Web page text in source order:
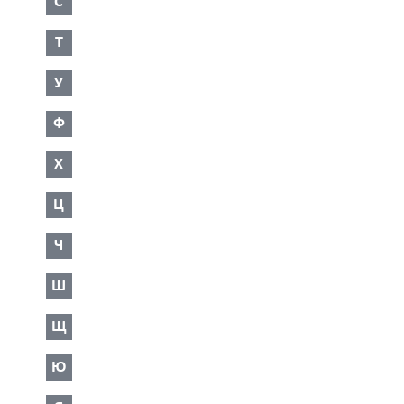
Т
У
Ф
Х
Ц
Ч
Ш
Щ
Ю